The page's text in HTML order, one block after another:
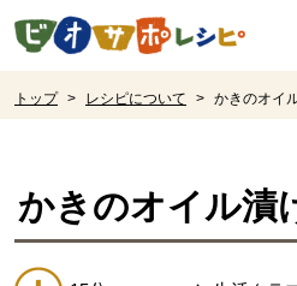
ページの先頭です。
トップ > レシピについて > かきのオイ
かきのオイル漬